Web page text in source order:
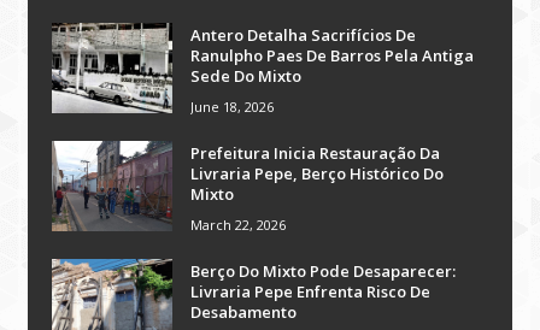
Antero Detalha Sacrifícios De
Ranulpho Paes De Barros Pela Antiga
Sede Do Mixto
June 18, 2026
Prefeitura Inicia Restauração Da
Livraria Pepe, Berço Histórico Do
Mixto
March 22, 2026
Berço Do Mixto Pode Desaparecer:
Livraria Pepe Enfrenta Risco De
Desabamento